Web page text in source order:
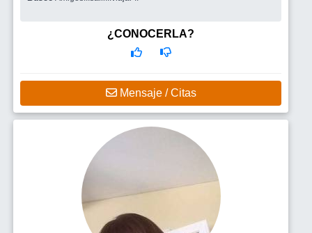
¿CONOCERLA?
Mensaje / Citas